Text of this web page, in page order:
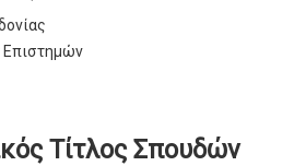
Επιστημών
Τίτλος Σπουδών